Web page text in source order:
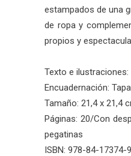
estampados de una
de ropa y
propios y
Texto e ilustraciones:
Encuadernación:
Tamaño: 21,4 x 21,4
Páginas: 20/Con
pegatinas
ISBN: 978-84-17374-